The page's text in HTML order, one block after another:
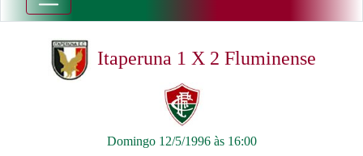
Itaperuna 1 X 2 Fluminense
Domingo 12/5/1996 às 16:00